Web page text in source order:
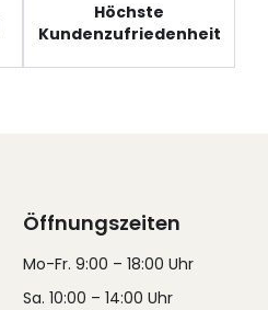
Höchste
Kundenzufriedenheit
Öffnungszeiten
Mo-Fr. 9:00 – 18:00 Uhr
Sa. 10:00 – 14:00 Uhr